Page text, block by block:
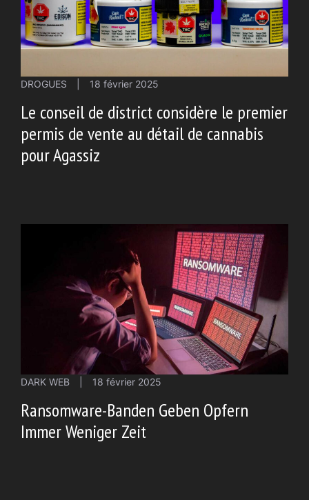
DROGUES 18 février 2025
Le conseil de district considère le premier
permis de vente au détail de cannabis
pour Agassiz
DARK WEB 18 février 2025
Ransomware-Banden Geben Opfern
Immer Weniger Zeit